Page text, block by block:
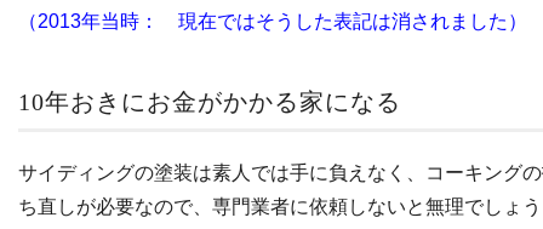
（2013年当時： 現在ではそうした表記は消されました）
10年おきにお金がかかる家になる
サイディングの塗装は素人では手に負えなく、コーキング
ち直しが必要なので、専門業者に依頼しないと無理でしょ